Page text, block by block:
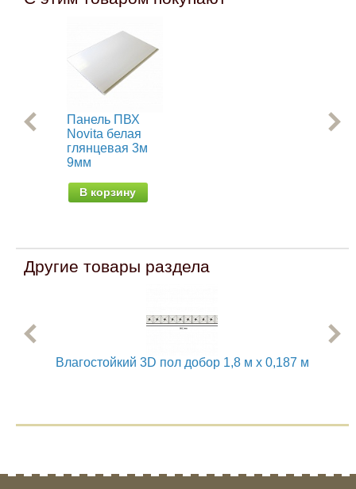
Панель ПВХ
Novita белая
глянцевая 3м
9мм
В корзину
Другие товары раздела
Влагостойкий 3D пол добор 1,8 м х 0,187 м